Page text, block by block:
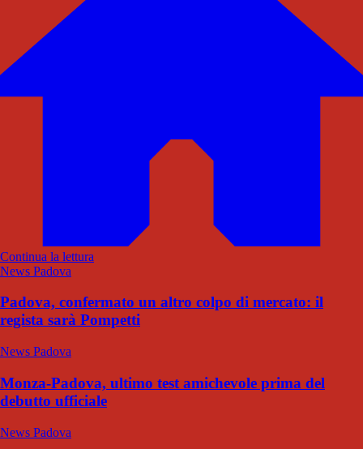
Continua la lettura
News Padova
Padova, confermato un altro colpo di mercato: il
regista sarà Pompetti
News Padova
Monza-Padova, ultimo test amichevole prima del
debutto ufficiale
News Padova